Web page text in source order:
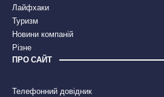
Лайфхаки
Туризм
Новини компаній
Різне
ПРО САЙТ
Телефонний довідник